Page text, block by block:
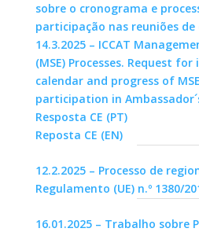
sobre o cronograma e
participação nas reuniões de
14.3.2025 – ICCAT
(MSE) Processes. Request
calendar and progress of
participation in
Resposta CE (PT)
Reposta CE (EN)
12.2.2025 – Processo de
Regulamento (UE) n.º 1380/
16.01.2025 – Trabalho sobre